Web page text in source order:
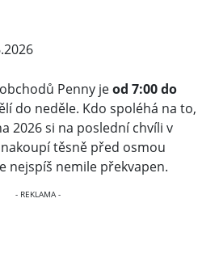
Penny jeod 7:00 do
do neděle. Kdo spoléhá na to,
2026 si na poslední chvíli v
těsně před osmou
nejspíš nemile překvapen.